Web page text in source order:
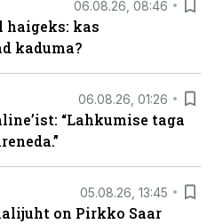
06.08.26, 08:46
haigeks: kas
kaduma?
06.08.26, 01:26
“Lahkumise taga
05.08.26, 13:45
on Pirkko Saar